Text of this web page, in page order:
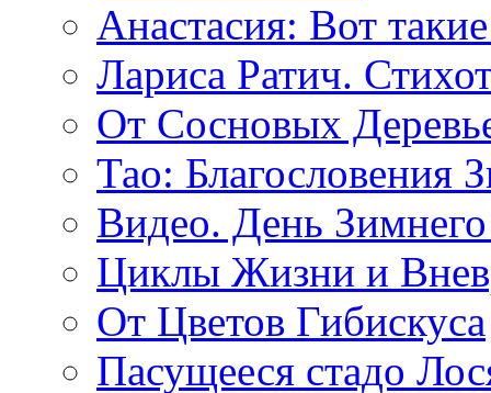
Анастасия: Вот
Лариса Ратич.
От Сосновых
Тао: Благословения
Видео. День
Циклы Жизни и
От Цветов Гибискуса
Пасущееся стадо